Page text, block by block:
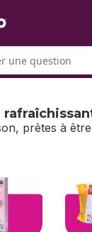
prêtes à